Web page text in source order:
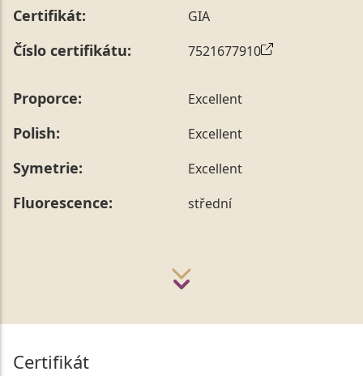
Certifikát: GIA
Číslo certifikátu: 7521677910
Proporce: Excellent
Polish: Excellent
Symetrie: Excellent
Fluorescence: střední
Certifikát